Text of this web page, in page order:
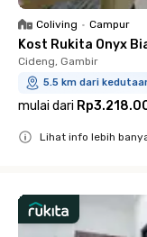
Coliving • Campur
Kost Rukita Onyx
Cideng, Gambir
5.5 km dari
mulai dari
Lihat info lebih